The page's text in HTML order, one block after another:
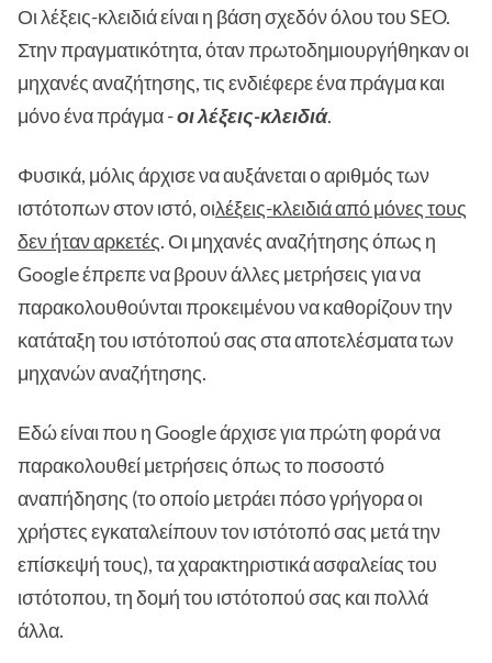
Οι λέξεις-κλειδιά είναι η βάση σχεδόν όλου του SEO.
Στην πραγματικότητα, όταν πρωτοδημιουργήθηκαν οι
μηχανές αναζήτησης, τις ενδιέφερε ένα πράγμα και
μόνο ένα πράγμα -οι λέξεις-κλειδιά.
Φυσικά, μόλις άρχισε να αυξάνεται ο αριθμός των
ιστότοπων στον ιστό, οιλέξεις-κλειδιά από μόνες τους
δεν ήταν αρκετές. Οι μηχανές αναζήτησης όπως η
Google έπρεπε να βρουν άλλες μετρήσεις για να
παρακολουθούνται προκειμένου να καθορίζουν την
κατάταξη του ιστότοπού σας στα αποτελέσματα των
μηχανών αναζήτησης.
Εδώ είναι που η Google άρχισε για πρώτη φορά να
παρακολουθεί μετρήσεις όπως το ποσοστό
αναπήδησης (το οποίο μετράει πόσο γρήγορα οι
χρήστες εγκαταλείπουν τον ιστότοπό σας μετά την
επίσκεψή τους), τα χαρακτηριστικά ασφαλείας του
ιστότοπου, τη δομή του ιστότοπού σας και πολλά
άλλα.